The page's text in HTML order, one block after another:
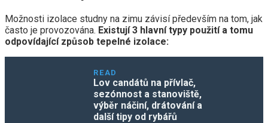
Možnosti izolace studny na zimu závisí především na tom, jak
často je provozována. Existují 3 hlavní typy použití a tomu
odpovídající způsob tepelné izolace:
READ
Lov candátů na přívlač,
sezónnost a stanoviště,
výběr náčiní, drátování a
další tipy od rybářů